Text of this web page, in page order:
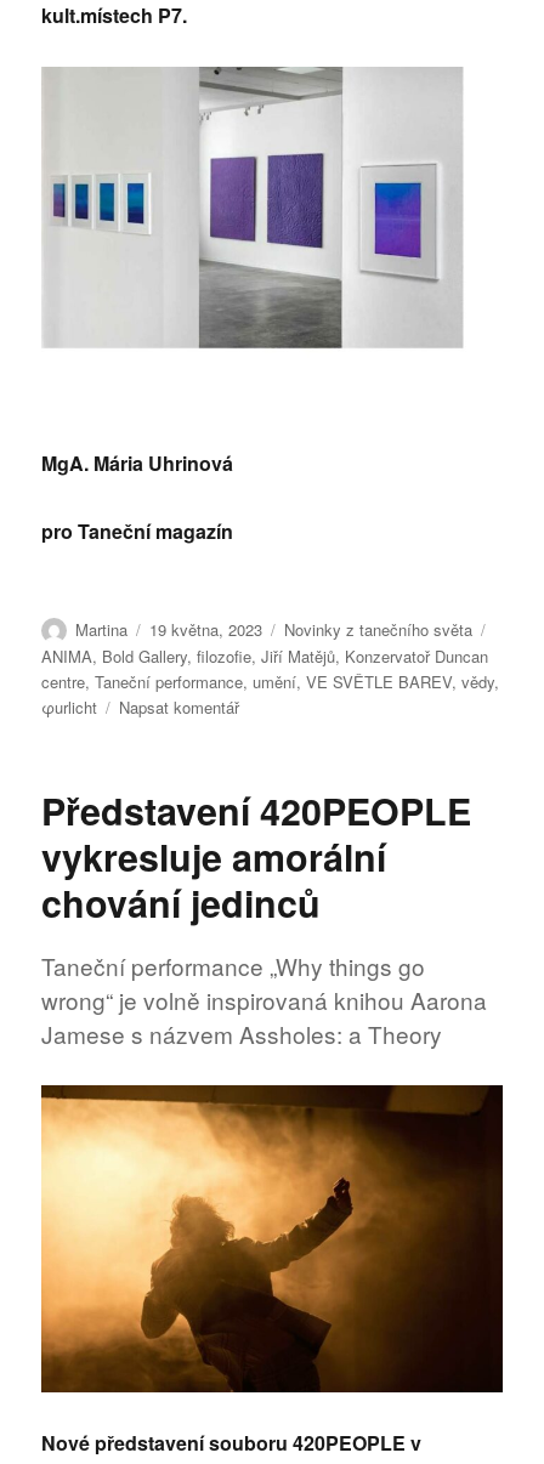
kult.místech P7.
MgA. Mária Uhrinová
pro Taneční magazín
Autor:
Martina Publikováno:
19 května, 2023 Rubriky:
Novinky z tanečního světa
ANIMA, Bold Gallery,filozofie,Jiří Matějů, Konzervatoř Duncan
centre,Taneční performance, umění,VE SVĚTLE BAREV,vědy,
φurlicht
Napsat komentářpro
Ve
světle
barev
Představení 420PEOPLE
vykresluje amorální
chování jedinců
Taneční performance „Why things go
wrong“ je volně inspirovaná knihou Aarona
Jamese s názvem Assholes: a Theory
Nové představení souboru 420PEOPLE v